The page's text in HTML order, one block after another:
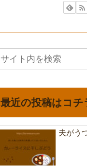
最近の投稿はコチ
夫がう